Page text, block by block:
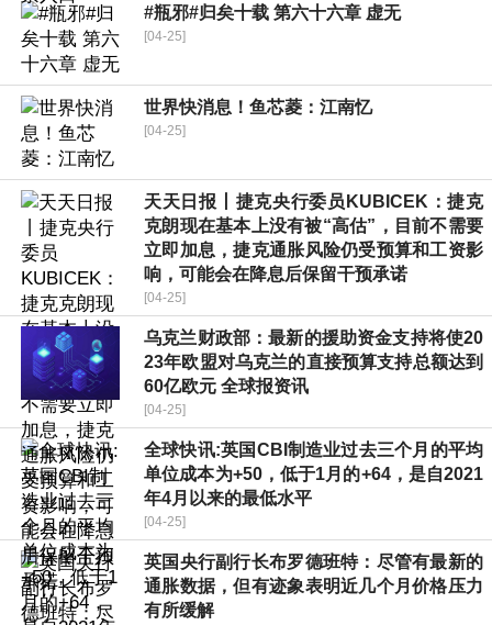
#瓶邪#归矣十载 第六十六章 虚无
[04-25]
世界快消息！鱼芯菱：江南忆
[04-25]
天天日报丨捷克央行委员KUBICEK：捷克
克朗现在基本上没有被“高估”，目前不需要
立即加息，捷克通胀风险仍受预算和工资影
响，可能会在降息后保留干预承诺
[04-25]
乌克兰财政部：最新的援助资金支持将使20
23年欧盟对乌克兰的直接预算支持总额达到
60亿欧元 全球报资讯
[04-25]
全球快讯:英国CBI制造业过去三个月的平均
单位成本为+50，低于1月的+64，是自2021
年4月以来的最低水平
[04-25]
英国央行副行长布罗德班特：尽管有最新的
通胀数据，但有迹象表明近几个月价格压力
有所缓解